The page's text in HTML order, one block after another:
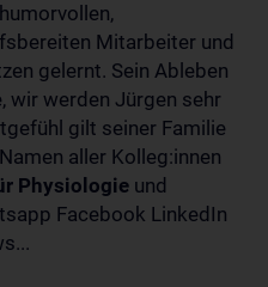
Mitarbeiter und
gelernt. Sein Ableben
wir werden Jürgen sehr
gilt seiner Familie
aller Kolleg:innen
Physiologie und
Facebook LinkedIn